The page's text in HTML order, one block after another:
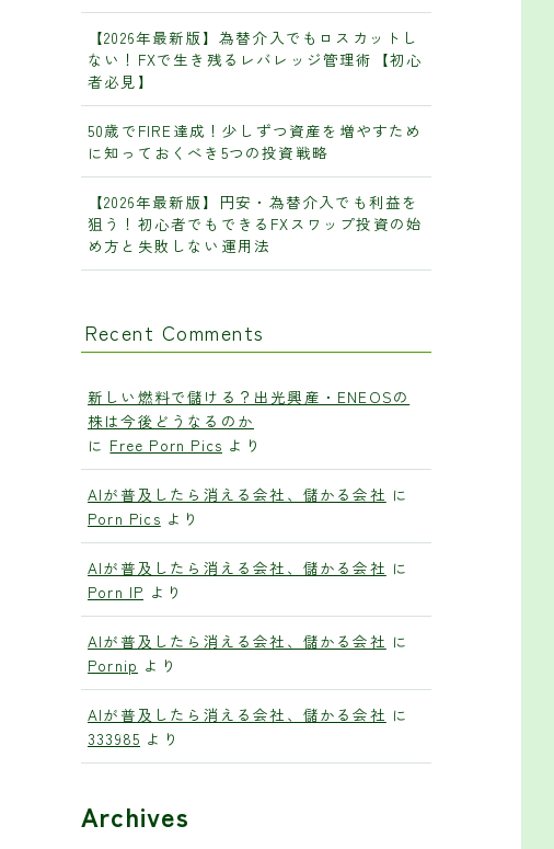
【2026年最新版】為替介入でもロスカットし
ない！FXで生き残るレバレッジ管理術【初心
者必見】
50歳でFIRE達成！少しずつ資産を増やすため
に知っておくべき5つの投資戦略
【2026年最新版】円安・為替介入でも利益を
狙う！初心者でもできるFXスワップ投資の始
め方と失敗しない運用法
Recent Comments
新しい燃料で儲ける？出光興産・ENEOSの
株は今後どうなるのか
に Free Porn Pics より
AIが普及したら消える会社、儲かる会社 に
Porn Pics より
AIが普及したら消える会社、儲かる会社 に
Porn IP より
AIが普及したら消える会社、儲かる会社 に
Pornip より
AIが普及したら消える会社、儲かる会社 に
333985 より
Archives